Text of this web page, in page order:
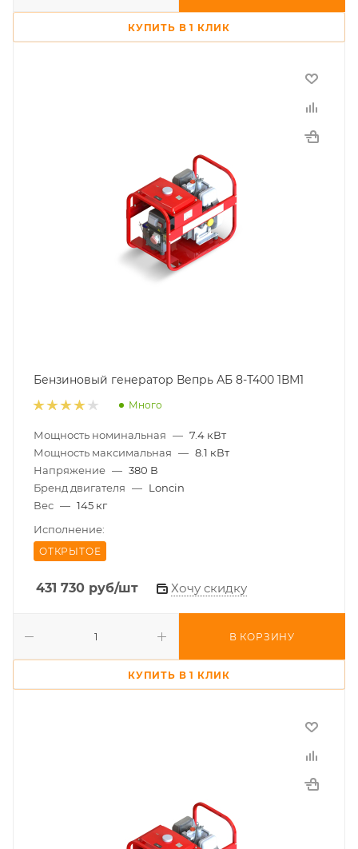
КУПИТЬ В 1 КЛИК
Бензиновый генератор Вепрь АБ 8-Т400 1ВМ1
Много
Мощность номинальная — 7.4 кВт
Мощность максимальная — 8.1 кВт
Напряжение — 380 В
Бренд двигателя — Loncin
Вес — 145 кг
Исполнение:
ОТКРЫТОЕ
431 730 руб/шт Хочу скидку
В КОРЗИНУ
КУПИТЬ В 1 КЛИК